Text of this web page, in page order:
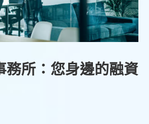
務所：您身邊的融資